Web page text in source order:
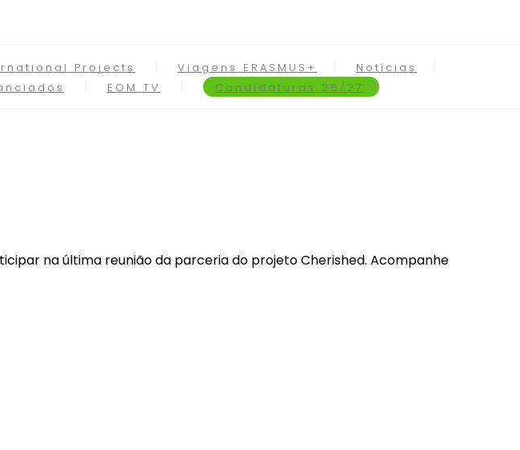
Projects Viagens ERASMUS+
Notícias
EOM TV Candidaturas 26/27
na última reunião da parceria do projeto Cherished. Acompanhe